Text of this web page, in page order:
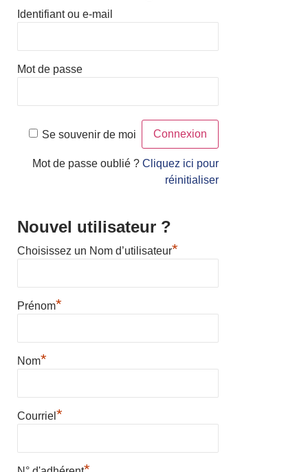
Identifiant ou e-mail
Mot de passe
Se souvenir de moi
Mot de passe oublié ? Cliquez ici pour
réinitialiser
Nouvel utilisateur ?
Choisissez un Nom d’utilisateur*
Prénom*
Nom*
Courriel *